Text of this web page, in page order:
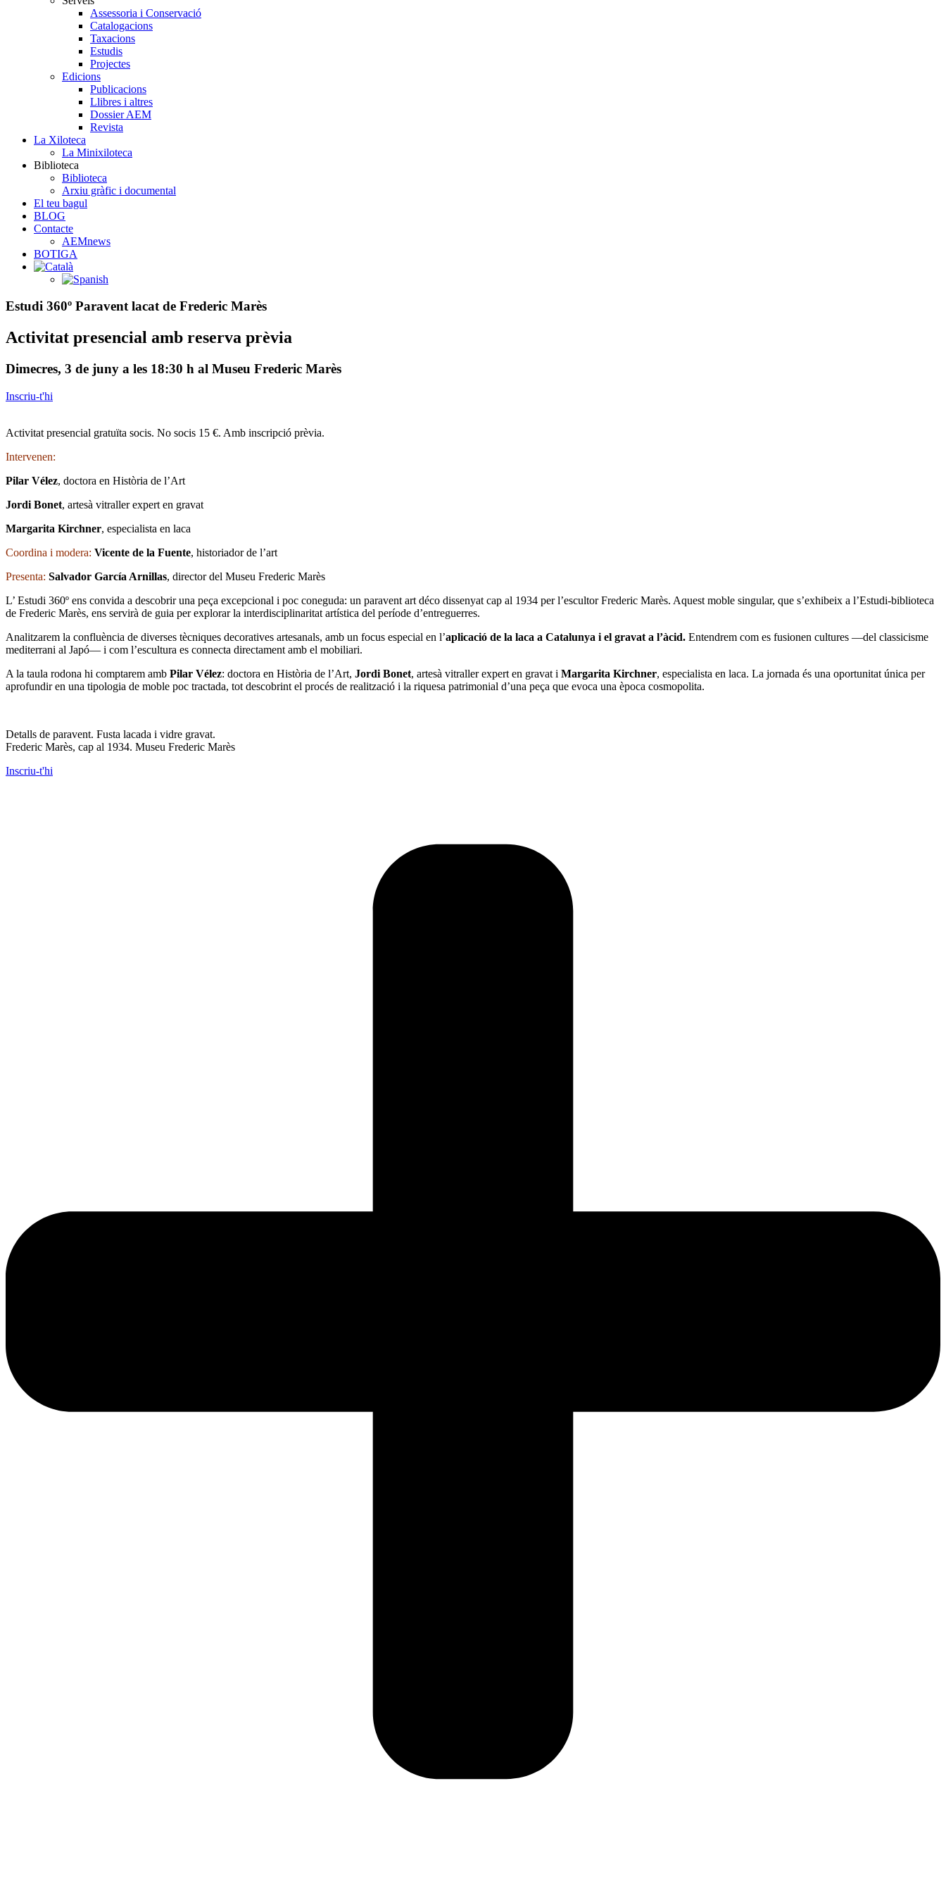
Assessoria i Conservació
Catalogacions
Taxacions
Estudis
Projectes
Edicions
Publicacions
Llibres i altres
Dossier AEM
Revista
La Xiloteca
La Minixiloteca
Biblioteca
Biblioteca
Arxiu gràfic i documental
El teu bagul
BLOG
Contacte
AEMnews
BOTIGA
Estudi 360º Paravent lacat de Frederic Marès
Activitat presencial amb reserva prèvia
Dimecres, 3 de juny a les 18:30 h al Museu Frederic Marès
Inscriu-t'hi
Activitat presencial gratuïta socis. No socis 15 €. Amb inscripció prèvia.
Intervenen:
Pilar Vélez, doctora en Història de l’Art
Jordi Bonet, artesà vitraller expert en gravat
Margarita Kirchner, especialista en laca
Coordina i modera: Vicente de la Fuente, historiador de l’art
Presenta: Salvador García Arnillas, director del Museu Frederic Marès
L’ Estudi 360º ens convida a descobrir una peça excepcional i poc coneguda: un paravent art déco dissenyat cap al 1934 per l’escultor Frederic Marès. Aquest moble singular, que s’exhibeix a l’Estudi-biblioteca
de Frederic Marès, ens servirà de guia per explorar la interdisciplinaritat artística del període d’entreguerres.
Analitzarem la confluència de diverses tècniques decoratives artesanals, amb un focus especial en l’aplicació de la laca a Catalunya i el gravat a l’àcid. Entendrem com es fusionen cultures —del classicisme
mediterrani al Japó— i com l’escultura es connecta directament amb el mobiliari.
A la taula rodona hi comptarem amb Pilar Vélez: doctora en Història de l’Art, Jordi Bonet, artesà vitraller expert en gravat i Margarita Kirchner, especialista en laca. La jornada és una oportunitat única per
aprofundir en una tipologia de moble poc tractada, tot descobrint el procés de realització i la riquesa patrimonial d’una peça que evoca una època cosmopolita.
Detalls de paravent. Fusta lacada i vidre gravat.
Frederic Marès, cap al 1934. Museu Frederic Marès
Inscriu-t'hi